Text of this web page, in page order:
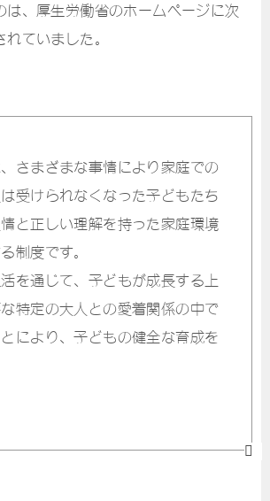
は、厚生労働省のホームページに次
ていました。
さまざまな事情により家庭での
受けられなくなった子どもたち
と正しい理解を持った家庭環境
制度です。
を通じて、子どもが成長する上
特定の大人との愛着関係の中で
により、子どもの健全な育成を